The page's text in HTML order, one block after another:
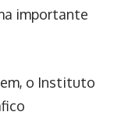
importante
o Instituto